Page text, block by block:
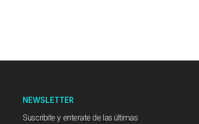
NEWSLETTER
Suscribite y enterate de las últimas